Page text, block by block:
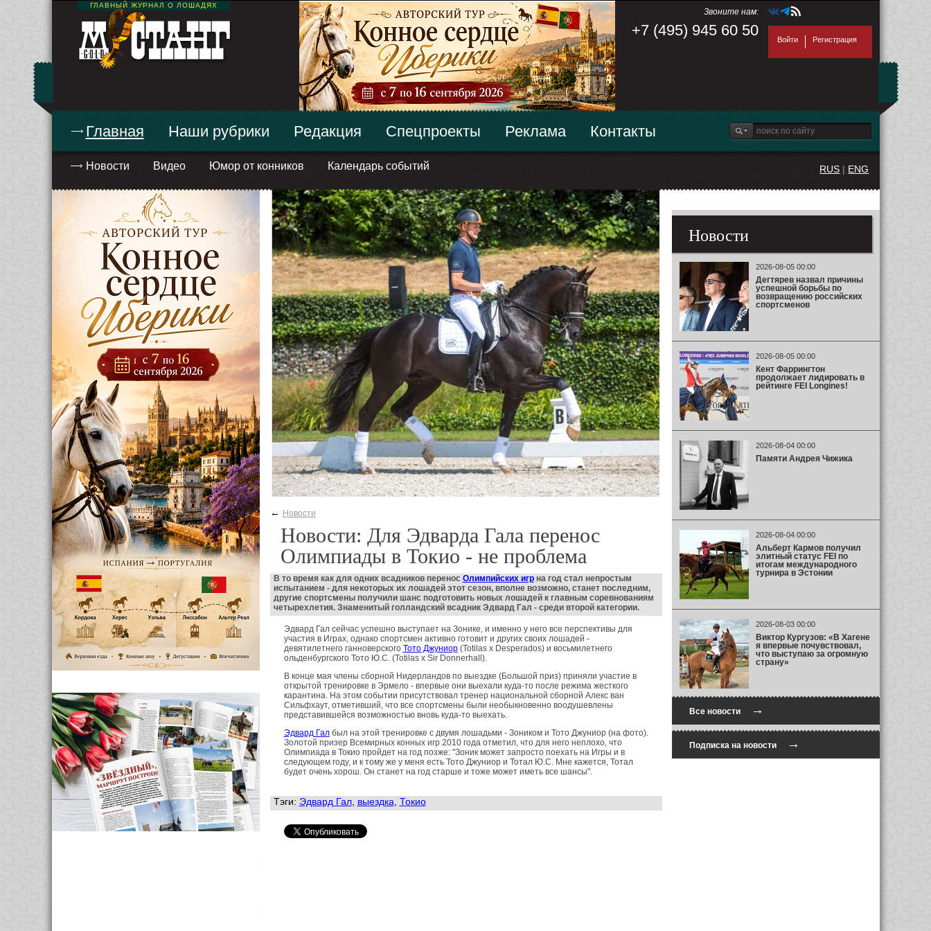
ГЛАВНЫЙ ЖУРНАЛ О ЛОШАДЯХ
Звоните нам:
+7 (495) 945 60 50
Войти Регистрация
Главная
Новости Видео Юмор от конников Календарь событий
Наши рубрики Редакция Спецпроекты Реклама Контакты
RUS | ENG
← Новости
Новости: Для Эдварда Гала перенос
Олимпиады в Токио - не проблема
В то время как для одних всадников перенос Олимпийских игрна год стал непростым
испытанием - для некоторых их лошадей этот сезон, вполне возможно, станет последним,
другие спортсмены получили шанс подготовить новых лошадей к главным соревнованиям
четырехлетия. Знаменитый голландский всадник Эдвард Гал - среди второй категории.
Эдвард Гал сейчас успешно выступает на Зонике, и именно у него все перспективы для
участия в Играх, однако спортсмен активно готовит и других своих лошадей -
девятилетнего ганноверского Тото Джуниор(Totilas x Desperados) и восьмилетнего
ольденбургского Тото Ю.С. (Totilas x Sir Donnerhall).
В конце мая члены сборной Нидерландов по выездке (Большой приз) приняли участие в
открытой тренировке в Эрмело - впервые они выехали куда-то после режима жесткого
карантина. На этом событии присутствовал тренер национальной сборной Алекс ван
Сильфхаут, отметивший, что все спортсмены были необыкновенно воодушевлены
представившейся возможностью вновь куда-то выехать.
Эдвард Галбыл на этой тренировке с двумя лошадьми - Зоником и Тото Джуниор (на фото).
Золотой призер Всемирных конных игр 2010 года отметил, что для него неплохо, что
Олимпиада в Токио пройдет на год позже: "Зоник может запросто поехать на Игры и в
следующем году, и к тому же у меня есть Тото Джуниор и Тотал Ю.С. Мне кажется, Тотал
будет очень хорош. Он станет на год старше и тоже может иметь все шансы".
Тэги: Эдвард Гал, выездка Токио
Новости
2026-08-05 00:00
Дегтярев назвал причины
успешной борьбы по
возвращению российских
спортсменов
2026-08-05 00:00
Кент Фаррингтон
продолжает лидировать в
рейтинге FEI Longines!
2026-08-04 00:00
Памяти Андрея Чижика
2026-08-04 00:00
Альберт Кармов получил
элитный статус FEI по
итогам международного
турнира в Эстонии
2026-08-03 00:00
Виктор Кургузов: «В Хагене
я впервые почувствовал,
что выступаю за огромную
страну»
Все новости→
Подписка на новости→